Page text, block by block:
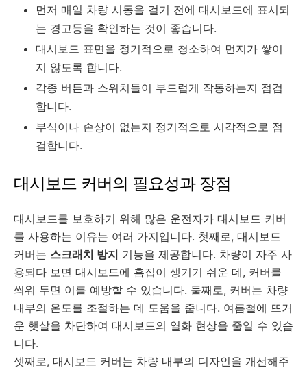
먼저 매일 차량 시동을 걸기 전에 대시보드에 표시되
는 경고등을 확인하는 것이 좋습니다.
대시보드 표면을 정기적으로 청소하여 먼지가 쌓이
지 않도록 합니다.
각종 버튼과 스위치들이 부드럽게 작동하는지 점검
합니다.
부식이나 손상이 없는지 정기적으로 시각적으로 점
검합니다.
대시보드 커버의 필요성과 장점
대시보드를 보호하기 위해 많은 운전자가 대시보드 커버
를 사용하는 이유는 여러 가지입니다. 첫째로, 대시보드
커버는 스크래치 방지 기능을 제공합니다. 차량이 자주 사
용되다 보면 대시보드에 흠집이 생기기 쉬운 데, 커버를
씌워 두면 이를 예방할 수 있습니다. 둘째로, 커버는 차량
내부의 온도를 조절하는 데 도움을 줍니다. 여름철에 뜨거
운 햇살을 차단하여 대시보드의 열화 현상을 줄일 수 있습
니다.
셋째로, 대시보드 커버는 차량 내부의 디자인을 개선해주